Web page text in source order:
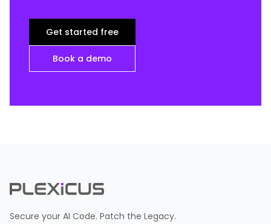
Get started free
Book a demo
Secure your AI Code. Patch the Legacy.